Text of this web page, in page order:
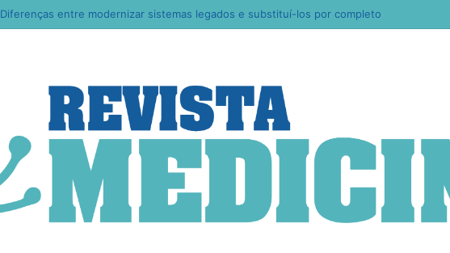
Sigma Educação aponta como escolas estão ensinando empatia, resiliência e autocontrole